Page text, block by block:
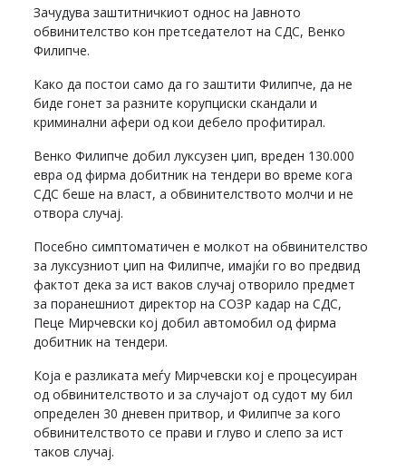
Зачудува заштитничкиот однос на Јавното
обвинителство кон претседателот на СДС, Венко
Филипче.
Како да постои само да го заштити Филипче, да не
биде гонет за разните корупциски скандали и
криминални афери од кои дебело профитирал.
Венко Филипче добил луксузен џип, вреден 130.000
евра од фирма добитник на тендери во време кога
СДС беше на власт, а обвинителството молчи и не
отвора случај.
Посебно симптоматичен е молкот на обвинителство
за луксузниот џип на Филипче, имајќи го во предвид
фактот дека за ист ваков случај отворило предмет
за поранешниот директор на СОЗР кадар на СДС,
Пеце Мирчевски кој добил автомобил од фирма
добитник на тендери.
Која е разликата меѓу Мирчевски кој е процесуиран
од обвинителството и за случајот од судот му бил
определен 30 дневен притвор, и Филипче за кого
обвинителството се прави и глуво и слепо за ист
таков случај.